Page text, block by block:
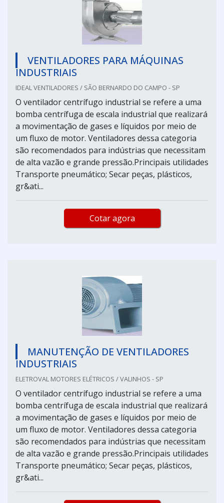
VENTILADORES PARA MÁQUINAS
INDUSTRIAIS
IDEAL VENTILADORES / SÃO BERNARDO DO CAMPO - SP
O ventilador centrífugo industrial se refere a uma
bomba centrífuga de escala industrial que realizará
a movimentação de gases e líquidos por meio de
um fluxo de motor. Ventiladores dessa categoria
são recomendados para indústrias que necessitam
de alta vazão e grande pressão.Principais utilidades
Transporte pneumático; Secar peças, plásticos,
gr&ati...
Cotar agora
MANUTENÇÃO DE VENTILADORES
INDUSTRIAIS
ELETROVAL MOTORES ELÉTRICOS / VALINHOS - SP
O ventilador centrífugo industrial se refere a uma
bomba centrífuga de escala industrial que realizará
a movimentação de gases e líquidos por meio de
um fluxo de motor. Ventiladores dessa categoria
são recomendados para indústrias que necessitam
de alta vazão e grande pressão.Principais utilidades
Transporte pneumático; Secar peças, plásticos,
gr&ati...